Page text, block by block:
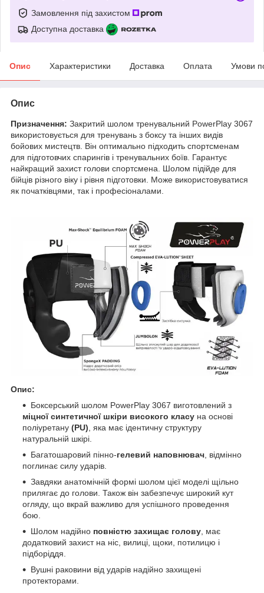
Замовлення під захистом
Доступна доставка
Опис Характеристики Доставка Оплата Умови
Опис
Призначення: Закритий шолом тренувальний PowerPlay 3067
використовується для тренувань з боксу та інших видів
бойових мистецтв. Він оптимально підходить спортсменам
для підготовчих спарингів і тренувальних боїв. Гарантує
найкращий захист голови спортсмена. Шолом підійде для
бійців різного віку і рівня підготовки. Може використовуватися
як початківцями, так і професіоналами.
Опис:
Боксерський шолом PowerPlay 3067 виготовлений з
міцної синтетичної шкіри високого класу на основі
поліуретану (PU) , яка має ідентичну структуру
натуральній шкірі.
Багатошаровий пінно-гелевий наповнювач , відмінно
поглинає силу ударів.
Завдяки анатомічній формі шолом цієї моделі щільно
прилягає до голови. Також він забезпечує широкий кут
огляду, що вкрай важливо для успішного проведення
бою.
Шолом надійно повністю захищає голову , має
додатковий захист на ніс, вилиці, щоки, потилицю і
підборіддя.
Вушні раковини від ударів надійно захищені
протекторами.